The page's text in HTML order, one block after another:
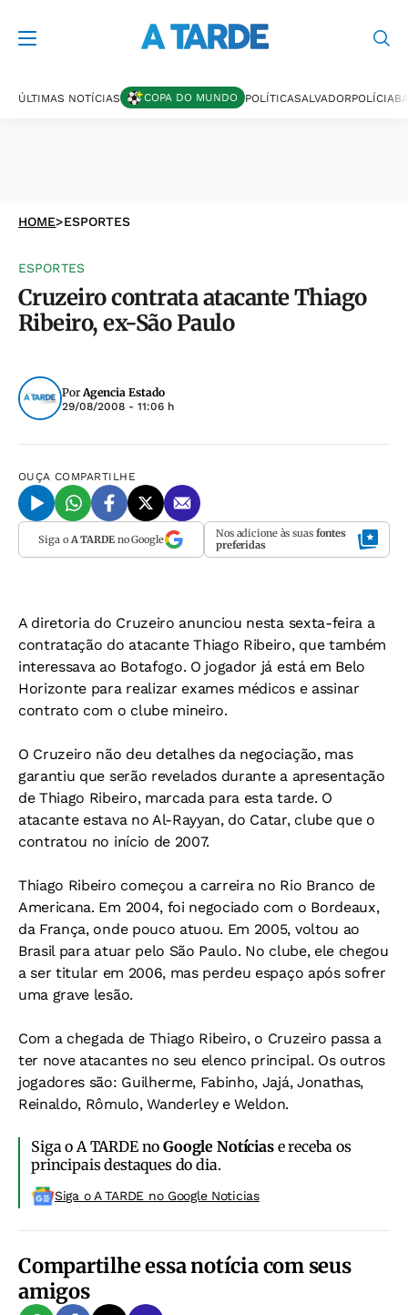
ÚLTIMAS NOTÍCIAS COPA DO MUNDO POLÍTICASALVADORPOLÍCIA
HOME>ESPORTES
ESPORTES
Cruzeiro contrata atacante Thiago
Ribeiro, ex-São Paulo
PorAgencia Estado
29/08/2008 - 11:06 h
OUÇA COMPARTILHE
Siga o A TARDEno Google Nos adicione às suas fontes
preferidas
A diretoria do Cruzeiro anunciou nesta sexta-feira a
contratação do atacante Thiago Ribeiro, que também
interessava ao Botafogo. O jogador já está em Belo
Horizonte para realizar exames médicos e assinar
contrato com o clube mineiro.
O Cruzeiro não deu detalhes da negociação, mas
garantiu que serão revelados durante a apresentação
de Thiago Ribeiro, marcada para esta tarde. O
atacante estava no Al-Rayyan, do Catar, clube que o
contratou no início de 2007.
Thiago Ribeiro começou a carreira no Rio Branco de
Americana. Em 2004, foi negociado com o Bordeaux,
da França, onde pouco atuou. Em 2005, voltou ao
Brasil para atuar pelo São Paulo. No clube, ele chegou
a ser titular em 2006, mas perdeu espaço após sofrer
uma grave lesão.
Com a chegada de Thiago Ribeiro, o Cruzeiro passa a
ter nove atacantes no seu elenco principal. Os outros
jogadores são: Guilherme, Fabinho, Jajá, Jonathas,
Reinaldo, Rômulo, Wanderley e Weldon.
Siga o A TARDE noGoogle Notíciase receba os
principais destaques do dia.
Siga o A TARDE no Google Noticias
Compartilhe essa notícia com seus
amigos